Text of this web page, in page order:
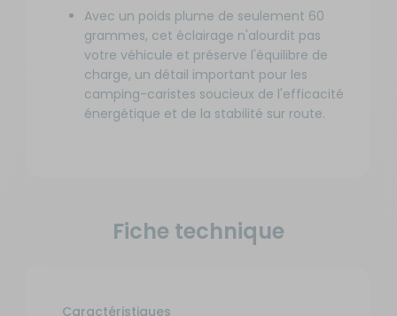
Avec un poids plume de seulement 60
grammes, cet éclairage n'alourdit pas
votre véhicule et préserve l'équilibre de
charge, un détail important pour les
camping-caristes soucieux de l'efficacité
énergétique et de la stabilité sur route.
Fiche technique
Caractéristiques